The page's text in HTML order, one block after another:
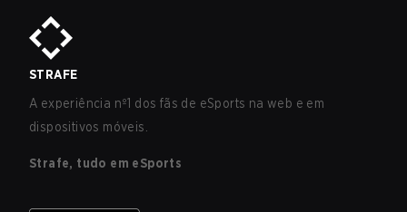
STRAFE
A experiência nº1 dos fãs de eSports na web e em
dispositivos móveis.
Strafe, tudo em eSports